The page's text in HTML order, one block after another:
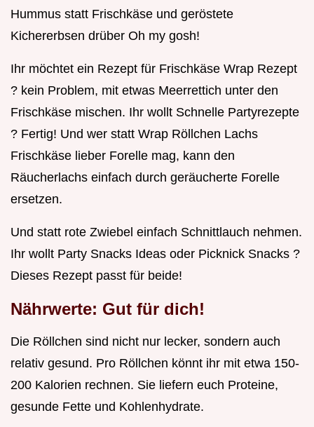
Hummus statt Frischkäse und geröstete
Kichererbsen drüber Oh my gosh!
Ihr möchtet ein Rezept für Frischkäse Wrap Rezept
? kein Problem, mit etwas Meerrettich unter den
Frischkäse mischen. Ihr wollt Schnelle Partyrezepte
? Fertig! Und wer statt Wrap Röllchen Lachs
Frischkäse lieber Forelle mag, kann den
Räucherlachs einfach durch geräucherte Forelle
ersetzen.
Und statt rote Zwiebel einfach Schnittlauch nehmen.
Ihr wollt Party Snacks Ideas oder Picknick Snacks ?
Dieses Rezept passt für beide!
Nährwerte: Gut für dich!
Die Röllchen sind nicht nur lecker, sondern auch
relativ gesund. Pro Röllchen könnt ihr mit etwa 150-
200 Kalorien rechnen. Sie liefern euch Proteine,
gesunde Fette und Kohlenhydrate.